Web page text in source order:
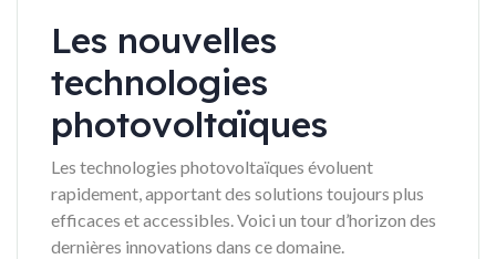
Les nouvelles
technologies
photovoltaïques
Les technologies photovoltaïques évoluent
rapidement, apportant des solutions toujours plus
efficaces et accessibles. Voici un tour d’horizon des
dernières innovations dans ce domaine.